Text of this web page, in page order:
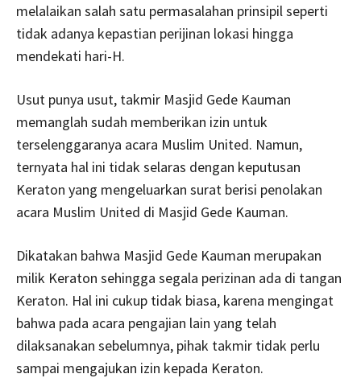
melalaikan salah satu permasalahan prinsipil seperti
tidak adanya kepastian perijinan lokasi hingga
mendekati hari-H.
Usut punya usut, takmir Masjid Gede Kauman
memanglah sudah memberikan izin untuk
terselenggaranya acara Muslim United. Namun,
ternyata hal ini tidak selaras dengan keputusan
Keraton yang mengeluarkan surat berisi penolakan
acara Muslim United di Masjid Gede Kauman.
Dikatakan bahwa Masjid Gede Kauman merupakan
milik Keraton sehingga segala perizinan ada di tangan
Keraton. Hal ini cukup tidak biasa, karena mengingat
bahwa pada acara pengajian lain yang telah
dilaksanakan sebelumnya, pihak takmir tidak perlu
sampai mengajukan izin kepada Keraton.